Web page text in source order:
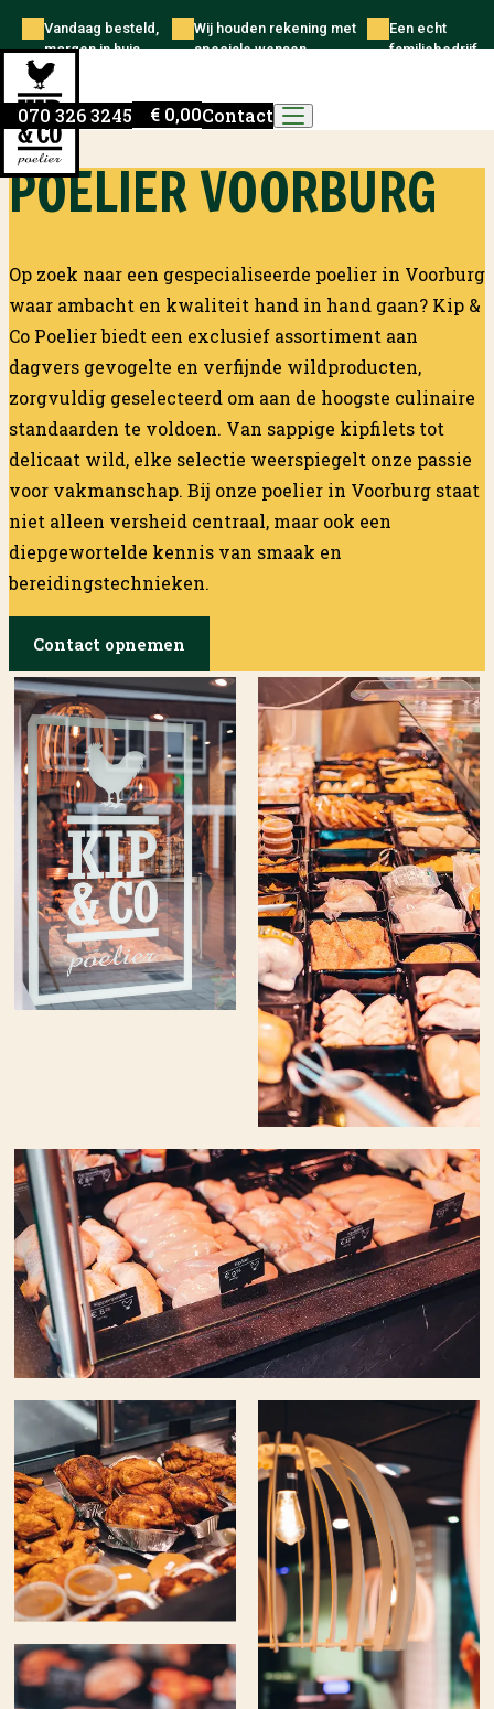
Skip to content
Vandaag besteld,
morgen in huis
Wij houden rekening met
speciale wensen
Een echt
familiebedrijf
Kip en Co Poelier
070 326 3245 € 0,00Contact
POELIER VOORBURG
Op zoek naar een gespecialiseerde poelier in Voorburg
waar ambacht en kwaliteit hand in hand gaan? Kip &
Co Poelierbiedt een exclusief assortiment aan
dagvers gevogelte en verfijnde wildproducten,
zorgvuldig geselecteerd om aan de hoogste culinaire
standaarden te voldoen. Van sappige kipfilets tot
delicaat wild, elke selectie weerspiegelt onze passie
voor vakmanschap. Bij onze poelier in Voorburg staat
niet alleen versheid centraal, maar ook een
diepgewortelde kennis van smaak en
bereidingstechnieken.
Contact opnemen